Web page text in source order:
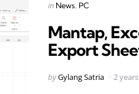
Categories
Posted
in News PC
Mantap,
Export
Posted
byGylang Satria 2